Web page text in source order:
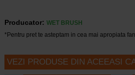
Producator: WET BRUSH
*Pentru pret te asteptam in cea mai apropiata
VEZI PRODUSE DIN ACEEASI